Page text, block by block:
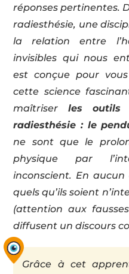
réponses pertinentes.
radiesthésie, une
la relation entre
invisibles qui nous
est conçue pour
cette science
maîtriser les outils
radiesthésie : le
ne sont que le
physique par
inconscient. En
quels qu’ils soient
(attention aux
diffusent un discours
Grâce à cet